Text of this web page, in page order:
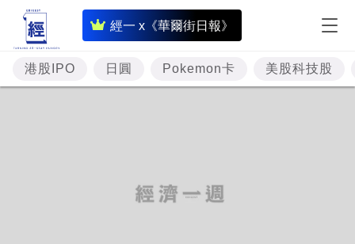
經一 x《華爾街日報》
即
時
財
經
港股IPO 日圓 Pokemon卡 美股科技股